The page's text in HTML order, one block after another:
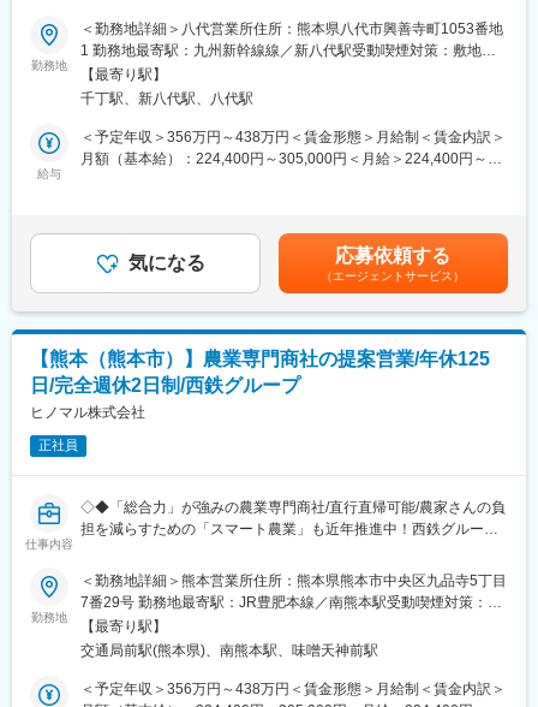
お客様を第一に考えることももちろんですが、社員思いな会社で
もあります。年間休日は125日、直行直帰、ワークライフバラン
スも取れる企業です。
研修を頻繁に行い、情報交換も行っております。新人研修・中途
社員研修・リーダー研修など階層別に研修も用意。入社後も着実
■評価制度：
毎月の売り上げ目標はあるものの、お客様への最適なご提案を優
先して考えているため、ご自身が、半年後・一年後、お客様に対
してどのような価値を提供し、どのような結果を残したいのかを
紐解き、行動ベースに落とし込んだものの成果を評価します。
変更の範囲：会社の定める業務
■当社の魅力：
肥料、農薬、農業資材、施設工事の4部門をワンストップで対応で
きる強みです。上記の部門を総合力で対応できる企業は九州で他
になく、今後の受注増加やエリア拡大も見込み増員での採用で
す。
近年は先端テクノロジーを積極的に採り入れ、土壌分析や経営管
■業務内容：
お客様（販売店や農協、農家さん）の課題に対し、農業に関する
ン力が求められます。その時のトレンドに合った商品や、農家さ
んたちの課題解決、経営のサポートにつながる提案を中心に、メ
ーカーの商品販売につなげます。
■具体的な業務イメージ：
顔なじみのお客様に対し、商品をお届けしながら現状課題のヒア
リングを行います。肥料、農薬、資材、施工工事のスペシャリス
トが社内にそれぞれおりますので、自身でお答えできないことに
関しては社内協業をしながら提案頂きます。
また、自社でお答えできないこと肥料メーカーなど、メーカーに
＜フォロー体制：充実した研修制度＆自分のアイディアでお客様
に貢献＞
部門研修や営業スキルを学べる研修も充実しており「農」のスペ
ンなど自分のアイデアを発揮できる楽しみも。「御用聞き」では
勤務地
＜勤務地詳細＞八代営業所住所：熊本県八代市興善寺町1053番地
1 勤務地最寄駅：九州新幹線線／新八代駅受動喫煙対策：敷地内
全面禁煙変更の範囲：会社の定める事業所
【最寄り駅】
千丁駅、新八代駅、八代駅
給与
＜予定年収＞356万円～438万円＜賃金形態＞月給制＜賃金内訳＞
月額（基本給）：224,400円～305,000円＜月給＞224,400円～
選考を通じて上下する可能性があります。月給(月額)は固定手当を
含めた表記です。
気になる 応募依頼する
（エージェントサービス）
【熊本（熊本市）】農業専門商社の提案営業/年休125
日/完全週休2日制/西鉄グループ
ヒノマル株式会社
正社員
仕事内容
◇◆「総合力」が強みの農業専門商社/直行直帰可能/農家さんの負
担を減らすための「スマート農業」も近年推進中！西鉄グループ
■当社の魅力：
肥料、農薬、農業資材、施設工事の4部門をワンストップで対応で
きる強みです。上記の部門を総合力で対応できる企業は九州で他
になく、今後の受注増加やエリア拡大も見込み増員での採用で
す。
近年は先端テクノロジーを積極的に採り入れ、土壌分析や経営管
勤務地
＜勤務地詳細＞熊本営業所住所：熊本県熊本市中央区九品寺5丁目
7番29号 勤務地最寄駅：JR豊肥本線／南熊本駅受動喫煙対策：敷
地内喫煙可能場所あり変更の範囲：会社の定める事業所
【最寄り駅】
交通局前駅(熊本県)、南熊本駅、味噌天神前駅
＜予定年収＞356万円～438万円＜賃金形態＞月給制＜賃金内訳＞